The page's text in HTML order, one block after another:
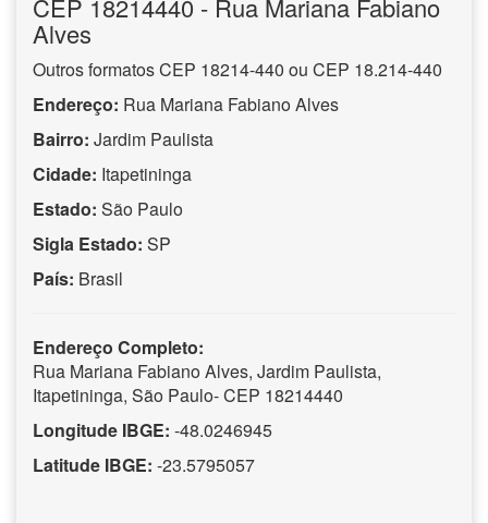
Alves
Outros formatos CEP 18214-440 ou CEP 18.214-440
Endereço: Rua Mariana Fabiano Alves
Bairro: Jardim Paulista
Cidade: Itapetininga
Estado: São Paulo
Sigla Estado: SP
País: Brasil
Endereço Completo:
Rua Mariana Fabiano Alves, Jardim Paulista,
Itapetininga, São Paulo- CEP 18214440
Longitude IBGE: -48.0246945
Latitude IBGE: -23.5795057